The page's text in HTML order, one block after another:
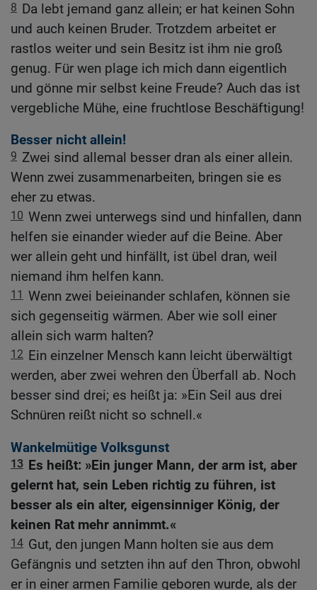
8 Da lebt jemand ganz allein; er hat keinen Sohn
und auch keinen Bruder. Trotzdem arbeitet er
rastlos weiter und sein Besitz ist ihm nie groß
genug. Für wen plage ich mich dann eigentlich
und gönne mir selbst keine Freude? Auch das ist
vergebliche Mühe, eine fruchtlose Beschäftigung!
Besser nicht allein!
9 Zwei sind allemal besser dran als einer allein.
Wenn zwei zusammenarbeiten, bringen sie es
eher zu etwas.
10 Wenn zwei unterwegs sind und hinfallen, dann
helfen sie einander wieder auf die Beine. Aber
wer allein geht und hinfällt, ist übel dran, weil
niemand ihm helfen kann.
11 Wenn zwei beieinander schlafen, können sie
sich gegenseitig wärmen. Aber wie soll einer
allein sich warm halten?
12 Ein einzelner Mensch kann leicht überwältigt
werden, aber zwei wehren den Überfall ab. Noch
besser sind drei; es heißt ja: »Ein Seil aus drei
Schnüren reißt nicht so schnell.«
Wankelmütige Volksgunst
13 Es heißt: »Ein junger Mann, der arm ist, aber
gelernt hat, sein Leben richtig zu führen, ist
besser als ein alter, eigensinniger König, der
keinen Rat mehr annimmt.«
14 Gut, den jungen Mann holten sie aus dem
Gefängnis und setzten ihn auf den Thron, obwohl
er in einer armen Familie geboren wurde, als der